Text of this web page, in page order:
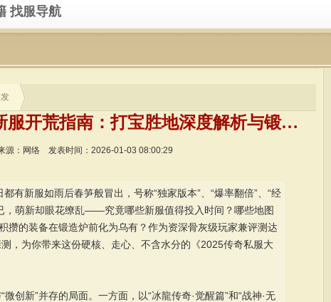
找服导航
全网最全！2025传奇私服新服开荒指南：打宝胜地深度解析与锻造避坑秘籍
源：网络 发表时间：2026-01-03 08:00:29
有新服如雨后春笋般冒出，号称“独家版本”、“爆率翻倍”、“经
，萌新却眼花缭乱——究竟哪些新服值得投入时间？哪些地图
攒的装备在锻造炉前化为乌有？作为资深骨灰级玩家兼评测达
，为你带来这份硬核、走心、不含水分的《2025传奇私服大
创新”并存的局面。一方面，以“冰龍传奇·觉醒篇”和“战神·无